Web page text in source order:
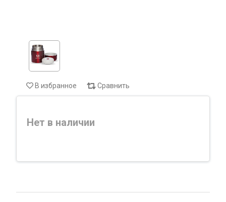
В избранное Сравнить
Нет в наличии